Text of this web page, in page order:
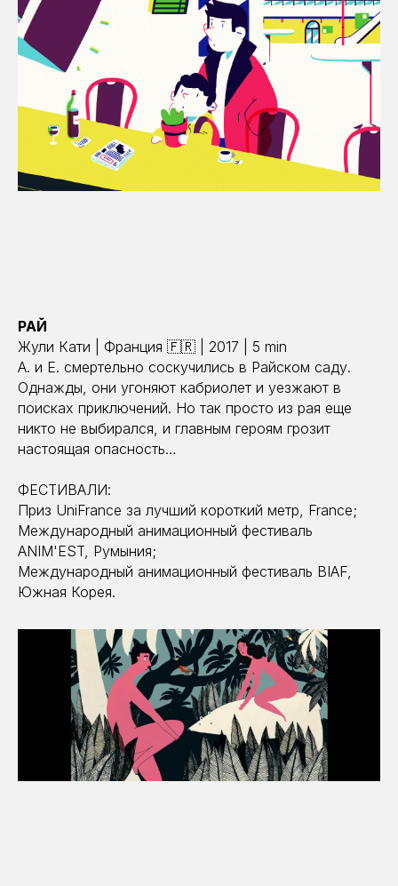
РАЙ
Жули Кати | Франция 🇫🇷 | 2017 | 5 min
А. и Е. смертельно соскучились в Райском саду.
Однажды, они угоняют кабриолет и уезжают в
поисках приключений. Но так просто из рая еще
никто не выбирался, и главным героям грозит
настоящая опасность…
ФЕСТИВАЛИ:
Приз UniFrance за лучший короткий метр, France;
Международный анимационный фестиваль
ANIM'EST, Румыния;
Международный анимационный фестиваль BIAF,
Южная Корея.